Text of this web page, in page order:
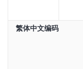
繁体中文编码